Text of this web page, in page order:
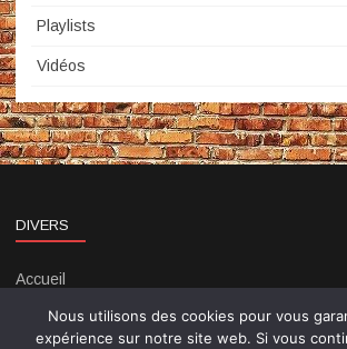
Playlists
Vidéos
DIVERS
Accueil
Contact
Politique de confidentialité
Nous utilisons des cookies pour vous
expérience sur notre site web. Si vous